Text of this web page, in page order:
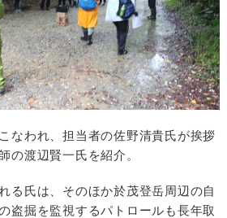
なわれ、担当者の佐野清貴氏が挨拶
の渡辺賢一氏を紹介。
る氏は、そのほか於茂登岳周辺の自
盗掘を監視するパトロールも長年取